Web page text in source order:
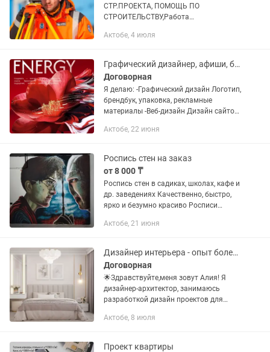
СТР.ПРОЕКТА, ПОМОЩЬ ПО
СТРОИТЕЛЬСТВУ,Работа
проекты без печати,составляю сметы
материаллы(частное...
Актобе, 4 июля
Графический дизайнер, афиши, баннеры, постеры, инфографика и тд
Договорная
Я делаю: -Графический дизайн Логотип,
брендбук, упаковка, рекламные
материалы -Веб-дизайн Дизайн сайтов,
-Инфографика Превращаю сложные
Актобе, 22 июня
Роспись стен на заказ
от 8 000 ₸
Роспись стен в садиках, школах, кафе и
др. заведениях Качественно, быстро,
ярко и безумно красиво Росписи
картинки до индивидуального эскиза
Актобе, 21 июня
Дизайнер интерьера - опыт более 10лет! в г. Актобе
Договорная
🌟Здравствуйте,мeня зовут Алия! Я
дизайнер-архитектор, зaнимаюсь
рaзрaбoткой дизaйн прoeктoв для
кoммеpчeских пoмещeний. 🔸 Зa 13 лeт
Актобе, 8 июля
Проект квартиры